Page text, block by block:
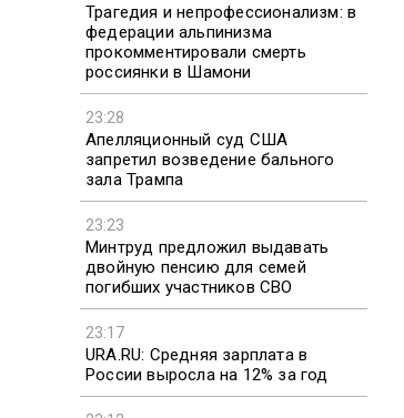
Трагедия и непрофессионализм: в
федерации альпинизма
прокомментировали смерть
россиянки в Шамони
23:28
Апелляционный суд США
запретил возведение бального
зала Трампа
23:23
Минтруд предложил выдавать
двойную пенсию для семей
погибших участников СВО
23:17
URA.RU: Средняя зарплата в
России выросла на 12% за год